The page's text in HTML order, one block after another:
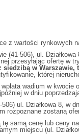
z wartości
(41-506), ul.
przesyłając ofertę
w Warszawie,
której
wadium w
w dniu
ul. Działkowa 8,
rozpoznane zostaną
samą cenę lub ceny
miejscu (ul.